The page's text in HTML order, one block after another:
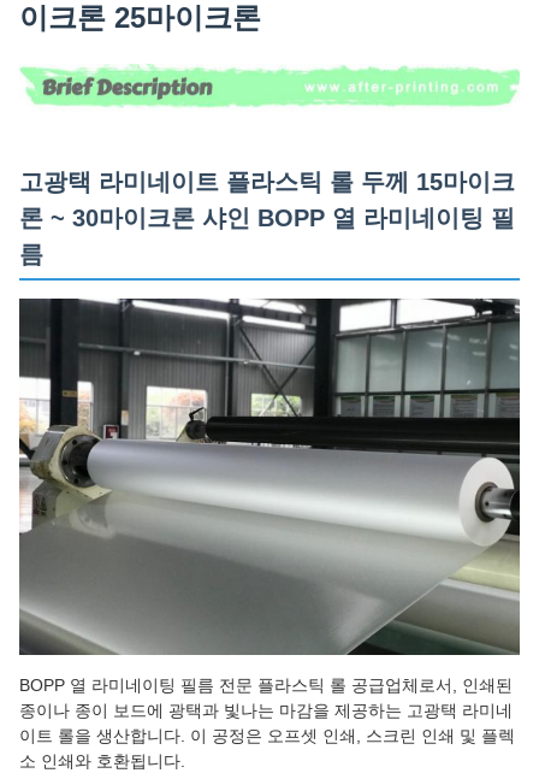
이크론 25마이크론
고광택 라미네이트 플라스틱 롤 두께 15마이크
론 ~ 30마이크론 샤인 BOPP 열 라미네이팅 필
름
BOPP 열 라미네이팅 필름 전문 플라스틱 롤 공급업체로서, 인쇄된
종이나 종이 보드에 광택과 빛나는 마감을 제공하는 고광택 라미네
이트 롤을 생산합니다. 이 공정은 오프셋 인쇄, 스크린 인쇄 및 플렉
소 인쇄와 호환됩니다.